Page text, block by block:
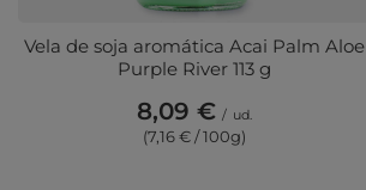
Vela de soja aromática Acai Palm Aloe
Purple River 113 g
8,09 € / ud.
(7,16 € / 100g)